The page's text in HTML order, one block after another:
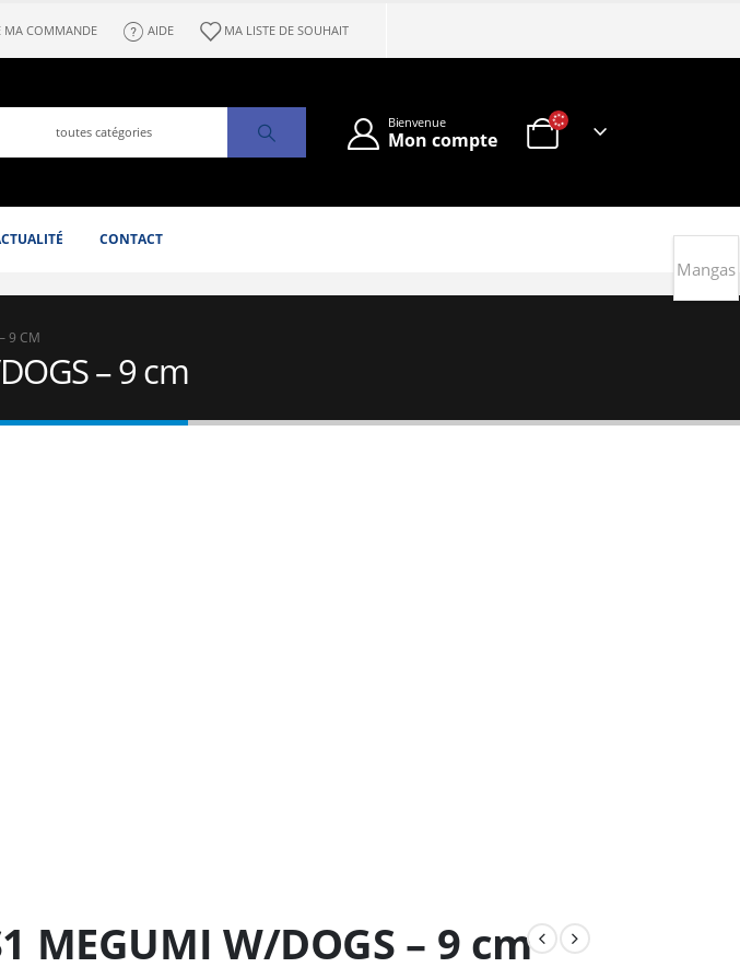
MA COMMANDE AIDE MA LISTE DE SOUHAIT
Bienvenue
Mon compte
CONTACT
9 CM
– 9 cm
MEGUMI W/DOGS – 9 cm
Mangas